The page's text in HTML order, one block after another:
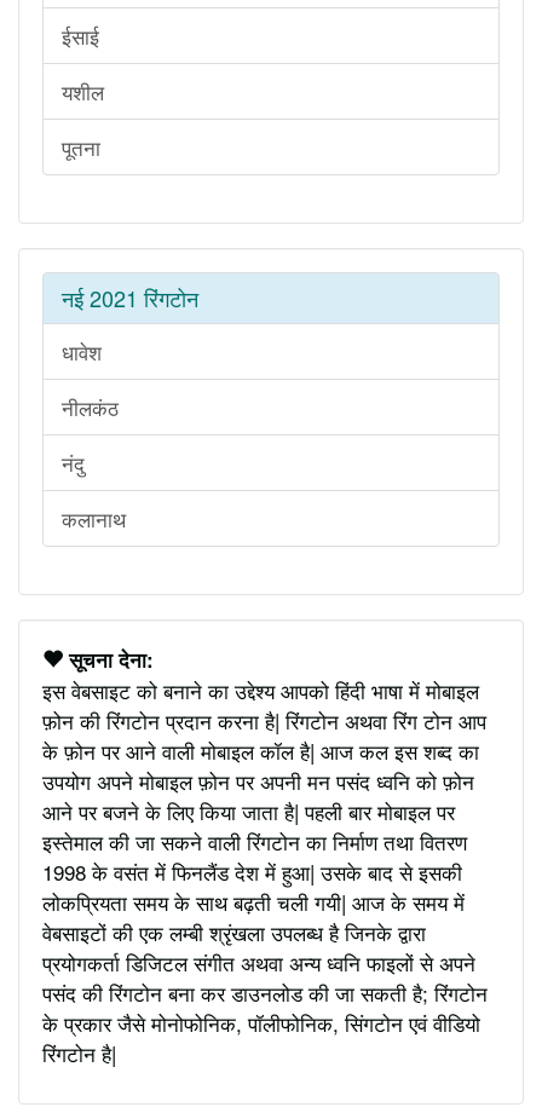
ईसाई
यशील
पूतना
नई 2021 रिंगटोन
धावेश
नीलकंठ
नंदु
कलानाथ
सूचना देना:
इस वेबसाइट को बनाने का उद्देश्य आपको हिंदी भाषा में मोबाइल
फ़ोन की रिंगटोन प्रदान करना है| रिंगटोन अथवा रिंग टोन आप
के फ़ोन पर आने वाली मोबाइल कॉल है| आज कल इस शब्द का
उपयोग अपने मोबाइल फ़ोन पर अपनी मन पसंद ध्वनि को फ़ोन
आने पर बजने के लिए किया जाता है| पहली बार मोबाइल पर
इस्तेमाल की जा सकने वाली रिंगटोन का निर्माण तथा वितरण
1998 के वसंत में फिनलैंड देश में हुआ| उसके बाद से इसकी
लोकप्रियता समय के साथ बढ़ती चली गयी| आज के समय में
वेबसाइटों की एक लम्बी श्रृंखला उपलब्ध है जिनके द्वारा
प्रयोगकर्ता डिजिटल संगीत अथवा अन्य ध्वनि फाइलों से अपने
पसंद की रिंगटोन बना कर डाउनलोड की जा सकती है; रिंगटोन
के प्रकार जैसे मोनोफोनिक, पॉलीफोनिक, सिंगटोन एवं वीडियो
रिंगटोन है|